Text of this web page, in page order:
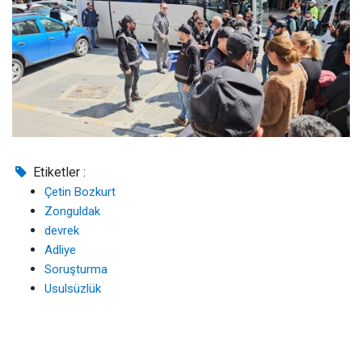
Etiketler :
Çetin Bozkurt
Zonguldak
devrek
Adliye
Soruşturma
Usulsüzlük